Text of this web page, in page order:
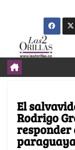
El
Rodrigo